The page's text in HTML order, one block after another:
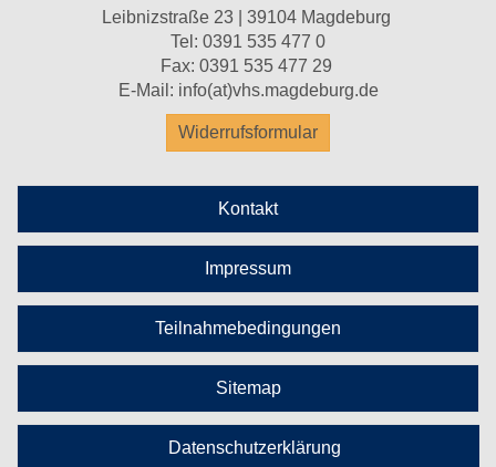
Leibnizstraße 23 | 39104 Magdeburg
Tel: 0391 535 477 0
Fax: 0391 535 477 29
E-Mail: info(at)vhs.magdeburg.de
Widerrufsformular
Kontakt
Impressum
Teilnahmebedingungen
Sitemap
Datenschutzerklärung